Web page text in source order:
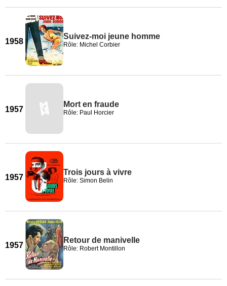
1958
Suivez-moi jeune homme
Rôle: Michel Corbier
1957
Mort en fraude
Rôle: Paul Horcier
1957
Trois jours à vivre
Rôle: Simon Belin
1957
Retour de manivelle
Rôle: Robert Montillon